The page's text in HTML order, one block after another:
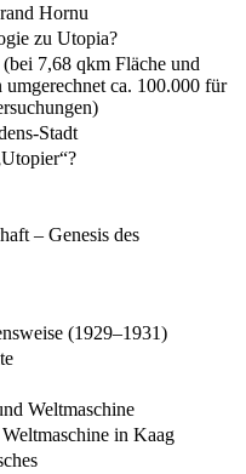
Hornu
zu Utopia?
7,68 qkm Fläche und
ca. 100.000 für
Stadt
– Genesis des
(1929–1931)
Weltmaschine
in Kaag